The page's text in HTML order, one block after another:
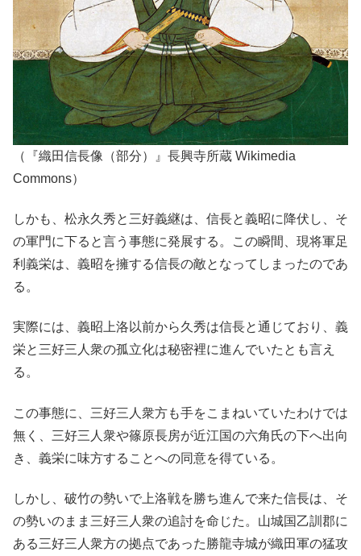
（『織田信長像（部分）』長興寺所蔵 Wikimedia
Commons）
しかも、松永久秀と三好義継は、信長と義昭に降伏し、そ
の軍門に下ると言う事態に発展する。この瞬間、現将軍足
利義栄は、義昭を擁する信長の敵となってしまったのであ
る。
実際には、義昭上洛以前から久秀は信長と通じており、義
栄と三好三人衆の孤立化は秘密裡に進んでいたとも言え
る。
この事態に、三好三人衆方も手をこまねいていたわけでは
無く、三好三人衆や篠原長房が近江国の六角氏の下へ出向
き、義栄に味方することへの同意を得ている。
しかし、破竹の勢いで上洛戦を勝ち進んで来た信長は、そ
の勢いのまま三好三人衆の追討を命じた。山城国乙訓郡に
ある三好三人衆方の拠点であった勝龍寺城が織田軍の猛攻